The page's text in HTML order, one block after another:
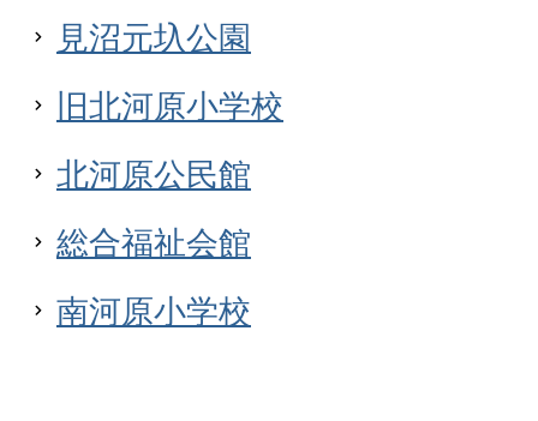
見沼元圦公園
旧北河原小学校
北河原公民館
総合福祉会館
南河原小学校